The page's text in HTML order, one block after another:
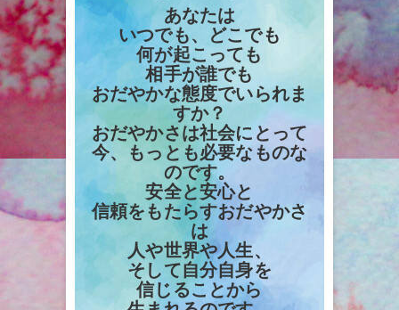
あなたは
いつでも、どこでも
何が起こっても
相手が誰でも
おだやかな態度でいられま
すか？
おだやかさは社会にとって
今、もっとも必要なものな
のです。
安全と安心と
信頼をもたらすおだやかさ
は
人や世界や人生、
そして自分自身を
信じることから